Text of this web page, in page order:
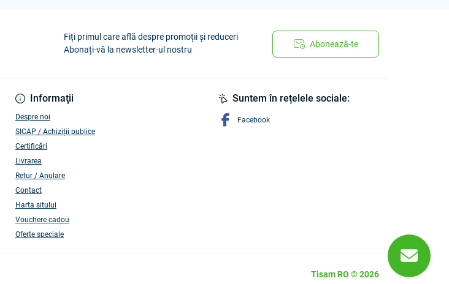
Fiți primul care află despre promoții și reduceri
Abonați-vă la newsletter-ul nostru
Abonează-te
Informaţii
Despre noi
SICAP / Achiziții publice
Certificări
Livrarea
Retur / Anulare
Contact
Harta sitului
Vouchere cadou
Oferte speciale
Suntem în rețelele sociale:
Facebook
Tisam RO © 2026